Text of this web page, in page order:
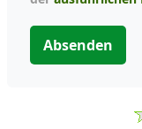
Absenden